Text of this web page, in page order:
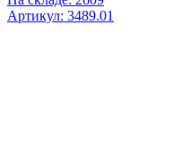
Артикул: 3489.01